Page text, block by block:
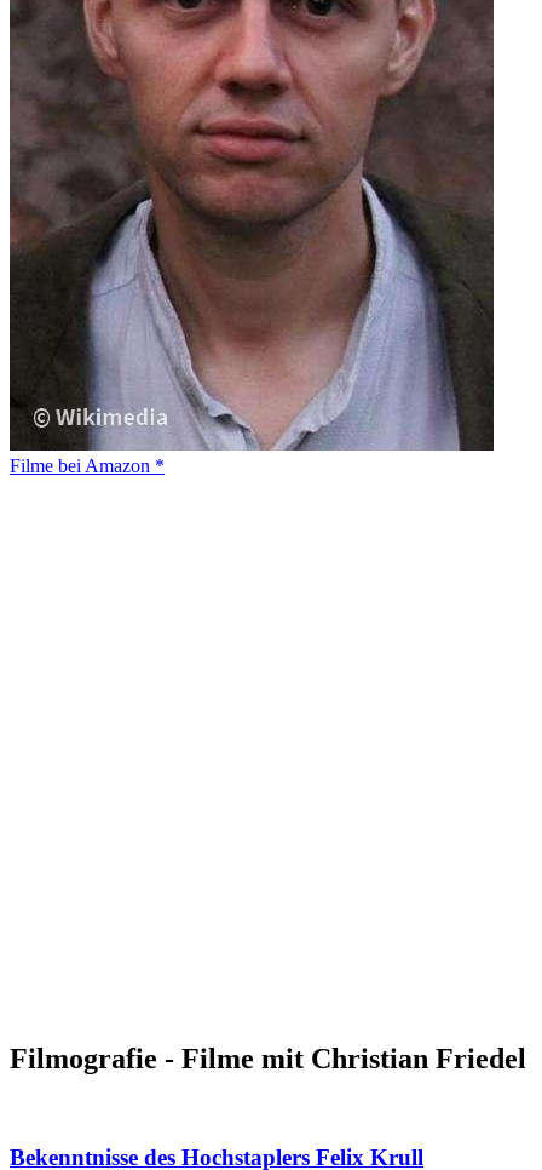
Filme bei Amazon *
Filmografie - Filme mit Christian Friedel
Bekenntnisse des Hochstaplers Felix Krull